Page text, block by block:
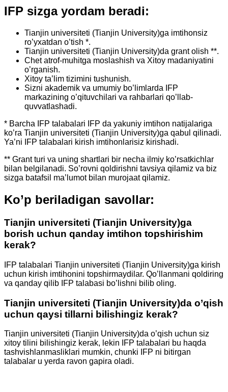
IFP sizga yordam beradi:
Tianjin universiteti (Tianjin University)ga imtihonsiz
ro’yxatdan o’tish *.
Tianjin universiteti (Tianjin University)da grant olish **.
Chet atrof-muhitga moslashish va Xitoy madaniyatini
o’rganish.
Xitoy ta’lim tizimini tushunish.
Sizni akademik va umumiy bo’limlarda IFP
markazining o’qituvchilari va rahbarlari qo’llab-
quvvatlashadi.
* Barcha IFP talabalari IFP da yakuniy imtihon natijalariga
ko’ra Tianjin universiteti (Tianjin University)ga qabul qilinadi.
Ya’ni IFP talabalari kirish imtihonlarisiz kirishadi.
** Grant turi va uning shartlari bir necha ilmiy ko’rsatkichlar
bilan belgilanadi. So’rovni qoldirishni tavsiya qilamiz va biz
sizga batafsil ma’lumot bilan murojaat qilamiz.
Ko’p beriladigan savollar:
Tianjin universiteti (Tianjin University)ga
borish uchun qanday imtihon topshirishim
kerak?
IFP talabalari Tianjin universiteti (Tianjin University)ga kirish
uchun kirish imtihonini topshirmaydilar. Qo’llanmani qoldiring
va qanday qilib IFP talabasi bo’lishni bilib oling.
Tianjin universiteti (Tianjin University)da o’qish
uchun qaysi tillarni bilishingiz kerak?
Tianjin universiteti (Tianjin University)da o’qish uchun siz
xitoy tilini bilishingiz kerak, lekin IFP talabalari bu haqda
tashvishlanmasliklari mumkin, chunki IFP ni bitirgan
talabalar u yerda ravon gapira oladi.